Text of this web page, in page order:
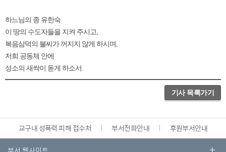
하느님의 종 유한숙
이 땅의 수도자들을 지켜 주시고,
복음삼덕의 불씨가 꺼지지 않게 하시며,
저희 공동체 안에
성소의 새싹이 돋게 하소서.
기사 목록가기
교구내 성폭력 피해 접수처 부서전화안내 후원부서안내